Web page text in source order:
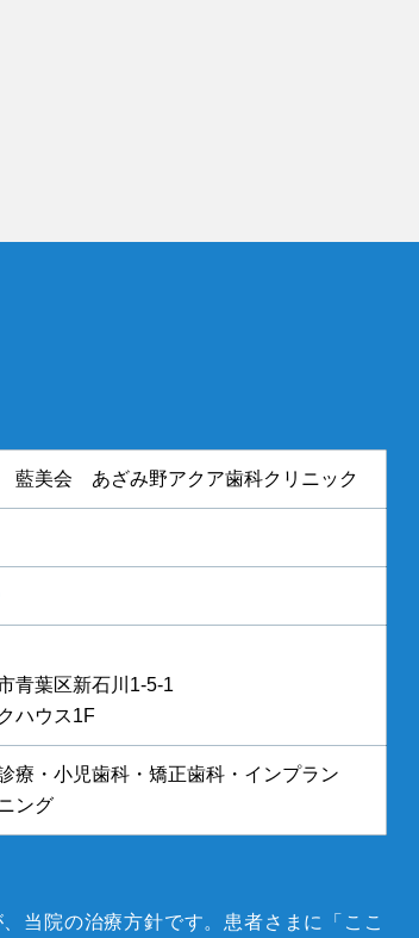
藍美会 あざみ野アクア歯科クリニック
青葉区新石川1-5-1
ハウス1F
療・小児歯科・矯正歯科・インプラン
ング
当院の治療方針です。患者さまに「ここ